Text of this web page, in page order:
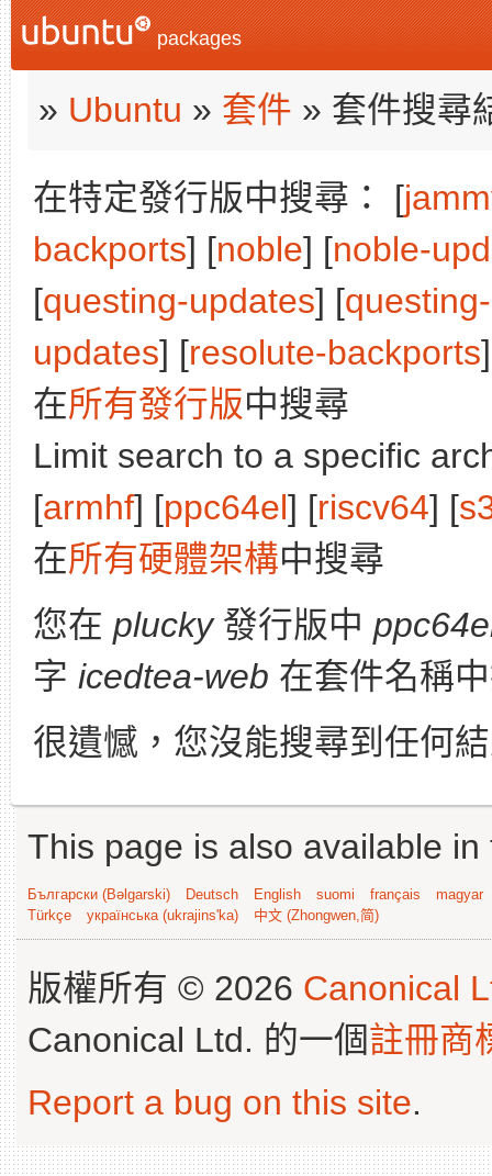
packages
» Ubuntu » 套件 » 套件搜尋
在特定發行版中搜尋： [
backports] [noble] [noble-
[questing-updates] [
updates] [resolute-backports
在所有發行版中搜尋
Limit search to a specific
[armhf] [ppc64el] [riscv64] [
在所有硬體架構中搜尋
您在 plucky發行版中
字 icedtea-web 在套件名稱
很遺憾，您沒能搜尋到任何
This page is also available
Български (Bəlgarski) Deutsch English suomi français
magyar
Türkçe
українська (ukrajins'ka) 中文 (Zhongwen,简)
版權所有 © 2026 Canonical
Canonical Ltd. 的一個註冊商
Report a bug on this site.